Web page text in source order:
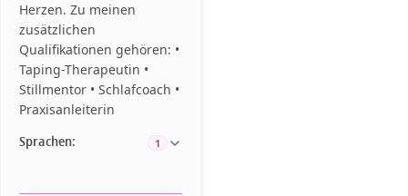
Herzen. Zu meinen
zusätzlichen
Qualifikationen gehören: •
Taping-Therapeutin •
Stillmentor • Schlafcoach •
Praxisanleiterin
Sprachen: 1